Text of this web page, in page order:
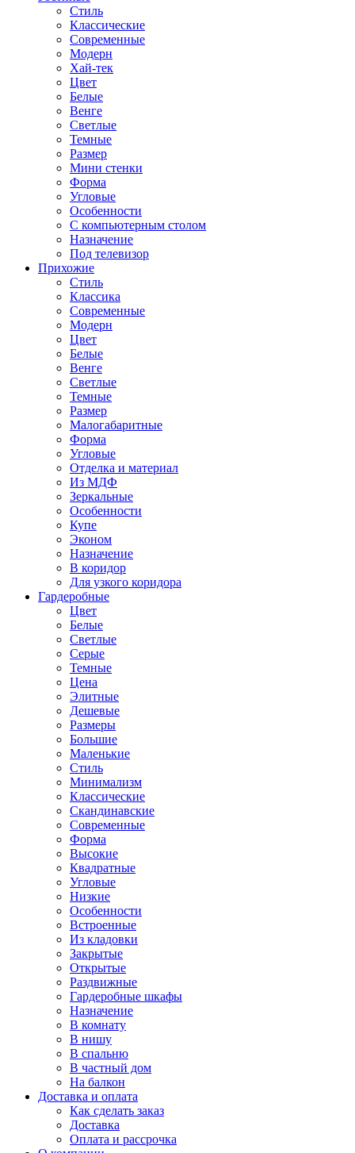
Стиль
Классические
Современные
Модерн
Хай-тек
Цвет
Белые
Венге
Светлые
Темные
Размер
Мини стенки
Форма
Угловые
Особенности
С компьютерным столом
Назначение
Под телевизор
Прихожие
Стиль
Классика
Современные
Модерн
Цвет
Белые
Венге
Светлые
Темные
Размер
Малогабаритные
Форма
Угловые
Отделка и материал
Из МДФ
Зеркальные
Особенности
Купе
Эконом
Назначение
В коридор
Для узкого коридора
Гардеробные
Цвет
Белые
Светлые
Серые
Темные
Цена
Элитные
Дешевые
Размеры
Большие
Маленькие
Стиль
Минимализм
Классические
Скандинавские
Современные
Форма
Высокие
Квадратные
Угловые
Низкие
Особенности
Встроенные
Из кладовки
Закрытые
Открытые
Раздвижные
Гардеробные шкафы
Назначение
В комнату
В нишу
В спальню
В частный дом
На балкон
Доставка и оплата
Как сделать заказ
Доставка
Оплата и рассрочка